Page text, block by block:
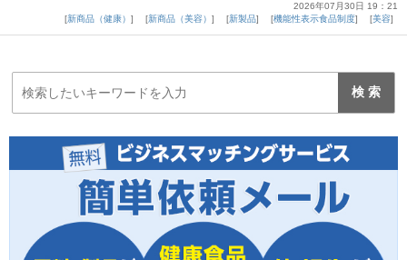
2026年07月30日 19：21
新商品（健康）
新商品（美容） 新製品 機能性表示食品制度 美容